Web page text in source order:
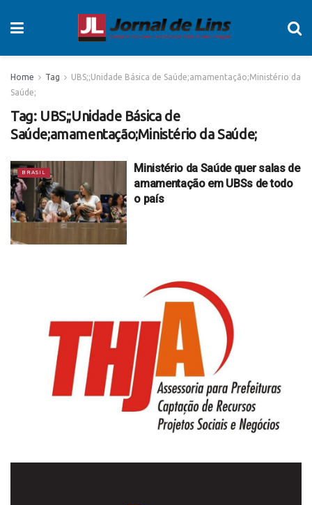
Home Tag
UBS;;Unidade Básica de Saúde;amamentação;Ministério da
Saúde;
Tag: UBS;;Unidade Básica de
Saúde;amamentação;Ministério da Saúde;
BRASIL
Ministério da Saúde quer salas de
amamentação em UBSs de todo
o país